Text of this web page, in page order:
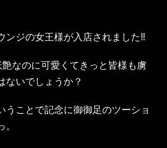
ジの女王様が入店されました‼︎
なのに可愛くてきっと皆様も虜
ないでしょうか？
うことで記念に御御足のツーショ